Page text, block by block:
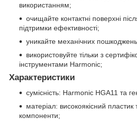
використанням;
очищайте контактні поверхні
підтримки ефективності;
уникайте механічних пошкоджень
використовуйте тільки з
інструментами Harmonic;
Характеристики
сумісність: Harmonic HGA11 та
матеріал: високоякісний пластик
компоненти;